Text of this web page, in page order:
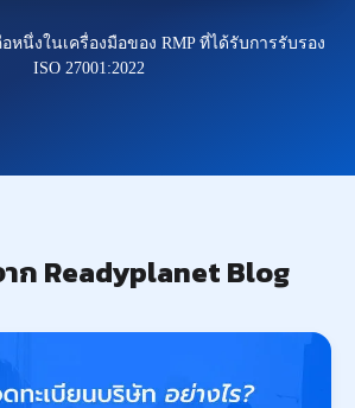
อหนึ่งในเครื่องมือของ RMP ที่ได้รับการรับรอง
ISO 27001:2022
าก Readyplanet Blog